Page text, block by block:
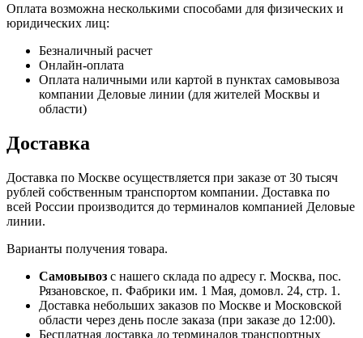
Оплата возможна несколькими способами для физических и
юридических лиц:
Безналичный расчет
Онлайн-оплата
Оплата наличными или картой в пунктах самовывоза
компании Деловые линии (для жителей Москвы и
области)
Доставка
Доставка по Москве осуществляется при заказе от 30 тысяч
рублей собственным транспортом компании. Доставка по
всей России производится до терминалов компанией Деловые
линии.
Варианты получения товара.
Самовывоз с нашего склада по адресу г. Москва, пос.
Рязановское, п. Фабрики им. 1 Мая, домовл. 24, стр. 1.
Доставка небольших заказов по Москве и Московской
области через день после заказа (при заказе до 12:00).
Бесплатная доставка до терминалов транспортных